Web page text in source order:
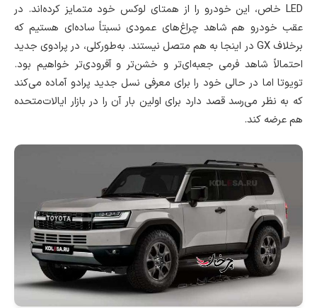
LED خاص، این خودرو را از همتای لوکس خود متمایز کرده‌اند. در
عقب خودرو هم شاهد چراغ‌های عمودی نسبتاً ساده‌ای هستیم که
برخلاف GX در اینجا به هم متصل نیستند. به‌طورکلی، در پرادوی جدید
احتمالاً شاهد فرمی جعبه‌ای‌تر و خشن‌تر و آفرودی‌تر خواهیم بود.
تویوتا اما در حالی خود را برای معرفی نسل جدید پرادو آماده می‌کند
که به نظر می‌رسد قصد دارد برای اولین بار آن را در بازار ایالات‌متحده
هم عرضه کند.